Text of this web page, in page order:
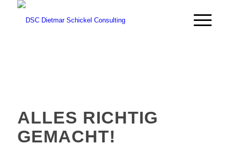
ALLES RICHTIG
GEMACHT!